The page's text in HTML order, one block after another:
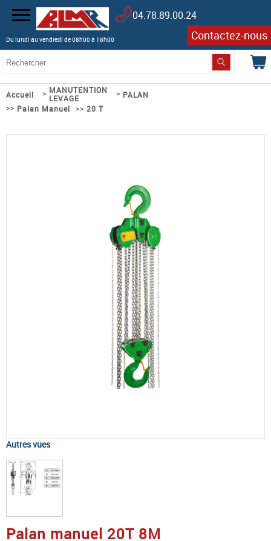
04.78.89.00.24
Du lundi au vendredi de 08h00 à 18h00 Contactez-nous
Accueil > MANUTENTION
LEVAGE
> PALAN
>> Palan Manuel >> 20 T
Autres vues
Palan manuel 20T 8M